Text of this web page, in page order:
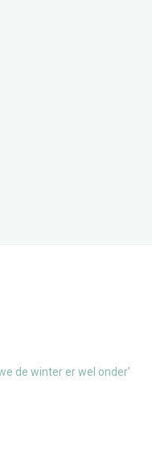
de winter er wel onder’